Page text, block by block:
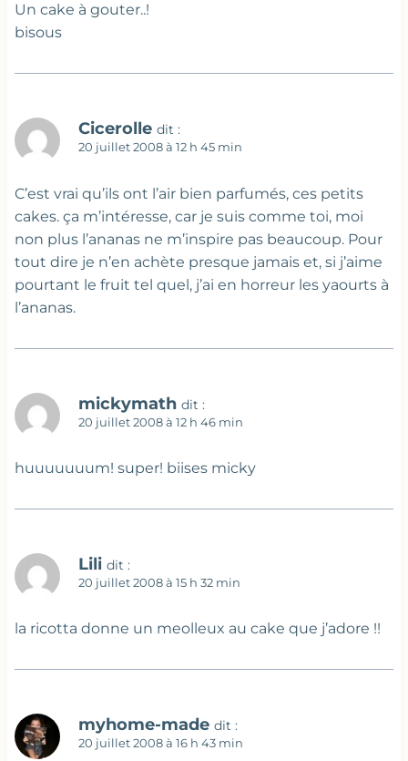
Un cake à gouter..!
bisous
Cicerolle dit :
20 juillet 2008 à 12 h 45 min
C’est vrai qu’ils ont l’air bien parfumés, ces petits
cakes. ça m’intéresse, car je suis comme toi, moi
non plus l’ananas ne m’inspire pas beaucoup. Pour
tout dire je n’en achète presque jamais et, si j’aime
pourtant le fruit tel quel, j’ai en horreur les yaourts à
l’ananas.
mickymath dit :
20 juillet 2008 à 12 h 46 min
huuuuuuum! super! biises micky
Lili dit :
20 juillet 2008 à 15 h 32 min
la ricotta donne un meolleux au cake que j’adore !!
myhome-made dit :
20 juillet 2008 à 16 h 43 min